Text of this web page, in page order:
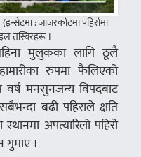
: जाजरकोटमा पहिरोमा
तस्बिरहरू ।
मुलुकका लागि ठूलै
रुपमा फैलिएको
मनसुनजन्य विपदबाट
बढी पहिराले क्षति
अपत्यारिलो पहिरो
।